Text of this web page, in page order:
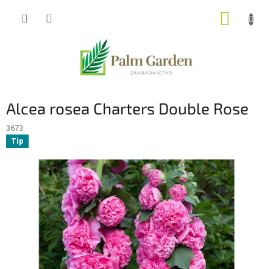
Alcea rosea Charters Double Rose
3673
Tip